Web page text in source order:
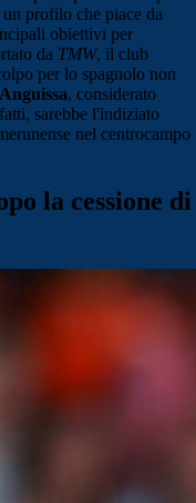
un profilo che piace da
obiettivi per
da TMW, il club
per lo spagnolo non
, considerato
sarebbe l'indiziato
nel centrocampo
la cessione di